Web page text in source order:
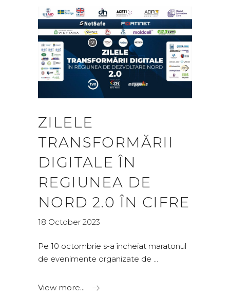
ZILELE
TRANSFORMĂRII
DIGITALE ÎN
REGIUNEA DE
NORD 2.0 ÎN CIFRE
18 October 2023
Pe 10 octombrie s-a încheiat maratonul
de evenimente organizate de
View more...